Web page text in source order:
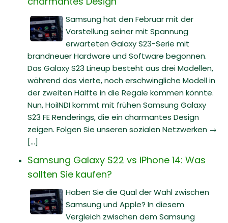
Samsung hat den Februar mit der
Vorstellung seiner mit Spannung
erwarteten Galaxy S23-Serie mit
brandneuer Hardware und Software begonnen.
Das Galaxy S23 Lineup besteht aus drei Modellen,
während das vierte, noch erschwingliche Modell in
der zweiten Hälfte in die Regale kommen könnte.
Nun, HoiINDI kommt mit frühen Samsung Galaxy
S23 FE Renderings, die ein charmantes Design
zeigen. Folgen Sie unseren sozialen Netzwerken →
[...]
Samsung Galaxy S22 vs iPhone 14: Was
sollten Sie kaufen?
Haben Sie die Qual der Wahl zwischen
Samsung und Apple? In diesem
Vergleich zwischen dem Samsung